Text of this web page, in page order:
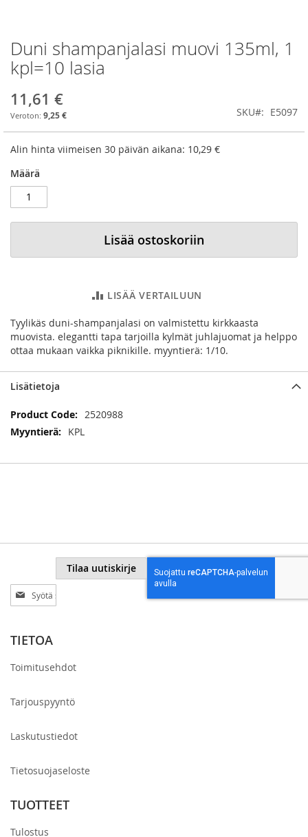
Skip
to
the
of
the
Duni shampanjalasi muovi 135ml, 1
kpl=10 lasia
11,61 €
9,25 € SKU E5097
Alin hinta viimeisen 30 päivän aikana: 10,29 €
Määrä
Lisää ostoskoriin
LISÄÄ VERTAILUUN
Tyylikäs duni-shampanjalasi on valmistettu kirkkaasta
muovista. elegantti tapa tarjoilla kylmät juhlajuomat ja helppo
ottaa mukaan vaikka piknikille. myyntierä: 1/10.
Lisätietoja
Lisätietoja
2520988
KPL
Tilaa
uutiskirjeemme:
Tilaa uutiskirje
TIETOA
Toimitusehdot
Tarjouspyyntö
Laskutustiedot
Tietosuojaseloste
TUOTTEET
Tulostus